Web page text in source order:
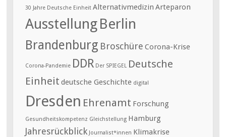
30 Jahre Deutsche Einheit Alternativmedizin Arteparon
AusstellungBerlin
Brandenburg Broschüre Corona-Krise
Corona-Pandemie DDR Der SPIEGEL Deutsche
Einheit deutsche Geschichte digital
Dresden Ehrenamt Forschung
Gesundheitskompetenz Gleichstellung Hamburg
Jahresrückblick Journalist*innen Klimakrise